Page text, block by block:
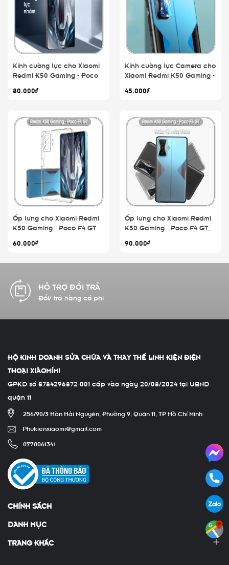
Kính cường lực cho Xiaomi
Redmi K50 Gaming - Poco
tay - Full viền Đen
80.000₫
Kính cường lực Camera cho
Xiaomi Redmi K50 Gaming -
45.000₫
Ốp lưng cho Xiaomi Redmi
K50 Gaming - Poco F4 GT
Camera
60.000₫
Ốp lưng cho Xiaomi Redmi
K50 Gaming - Poco F4 GT,
90.000₫
HỖ TRỢ ĐỔI TRẢ
Đổi/ trả hàng có phí
HỘ KINH DOANH SỬA CHỮA VÀ THAY THẾ LINH KIỆN ĐIỆN
THOẠI XIÀOMÍMI
GPKD số 8784296872-001 cấp vào ngày 20/08/2024 tại UBND
quận 11
256/90/3 Hàn Hải Nguyên, Phường 9, Quận 11, TP Hồ Chí Minh
Phukienxiaomi@gmail.com
0778061341
CHÍNH SÁCH
DANH MỤC
TRANG KHÁC